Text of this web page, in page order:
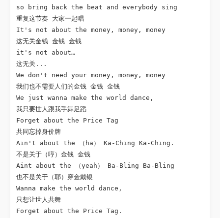
so bring back the beat and everybody sing
重复这节奏 大家一起唱
It's not about the money, money, money
这无关金钱 金钱 金钱
it's not about…
这无关...
We don't need your money, money, money
我们也不需要人们的金钱 金钱 金钱
We just wanna make the world dance,
我只要世人跟我手舞足蹈
Forget about the Price Tag
共同忘掉身价牌
Ain't about the （ha） Ka-Ching Ka-Ching.
不是关于（哼）金钱 金钱
Aint about the （yeah） Ba-Bling Ba-Bling
也不是关于（耶）穿金戴银
Wanna make the world dance,
只想让世人共舞
Forget about the Price Tag.